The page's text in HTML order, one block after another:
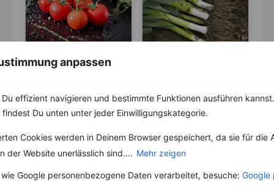
anpassen
effizient navigieren und bestimmte Funktionen ausführen
Du unten unter jeder Einwilligungskategorie.
Cookies werden in Deinem Browser gespeichert, da sie für die
der Website unerlässlich sind.... Mehr zeigen
Google personenbezogene Daten verarbeitet, besuche: Google
LEBENSMITTEL
des Anti-Aging-
Stoffs Lycopin
Einkochen?
Tomaten belegen den
10 der Gemüsesorten
24...
zum Entgiften
und Detoxen
Schon vor 4.000
Lauch im gesamten
Vermutungen zu Folge
kam er...